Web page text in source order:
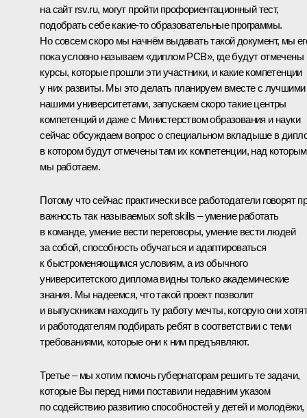
на сайт rsv.ru, могут пройти профориентационный тест,
подобрать себе какие-то образовательные программы.
Но совсем скоро мы начнём выдавать такой документ, мы
пока условно называем «диплом РСВ», где будут отмечены
курсы, которые прошли эти участники, и какие компетенции
у них развиты. Мы это делать планируем вместе с лучшими
нашими университетами, запускаем скоро такие центры
компетенций и даже с Министерством образования и науки
сейчас обсуждаем вопрос о специальном вкладыше в
в котором будут отмечены там их компетенции, над
мы работаем.
Потому что сейчас практически все работодатели говорят
важность так называемых soft skills – умение работать
в команде, умение вести переговоры, умение вести людей
за собой, способность обучаться и адаптироваться
к быстроменяющимся условиям, а из обычного
университетского диплома видны только академические
знания. Мы надеемся, что такой проект позволит
и выпускникам находить ту работу мечты, которую они
и работодателям подбирать ребят в соответствии с теми
требованиями, которые они к ним предъявляют.
Третье – мы хотим помочь губернаторам решить те задачи,
которые Вы перед ними поставили недавним указом
по содействию развитию способностей у детей и молодёжи,